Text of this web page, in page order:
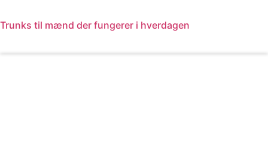
Trunks til mænd der fungerer i hverdagen